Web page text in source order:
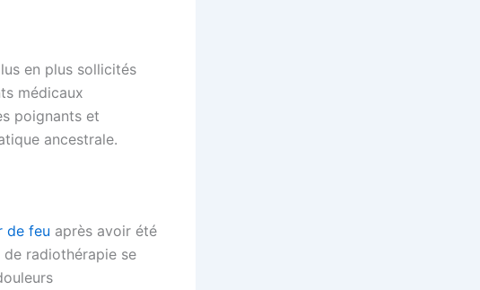
en plus sollicités
médicaux
poignants et
ancestrale.
de feu après avoir été
de radiothérapie se